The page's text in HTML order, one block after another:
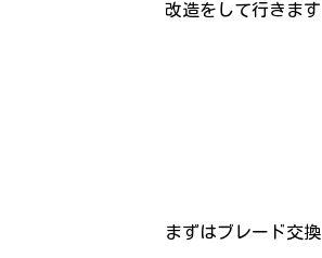
改造をして行きます
まずはブレード交換